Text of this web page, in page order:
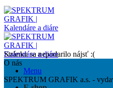
Menu
Stránku sa nepodarilo nájsť :(
O nás
SPEKTRUM GRAFIK a.s. -